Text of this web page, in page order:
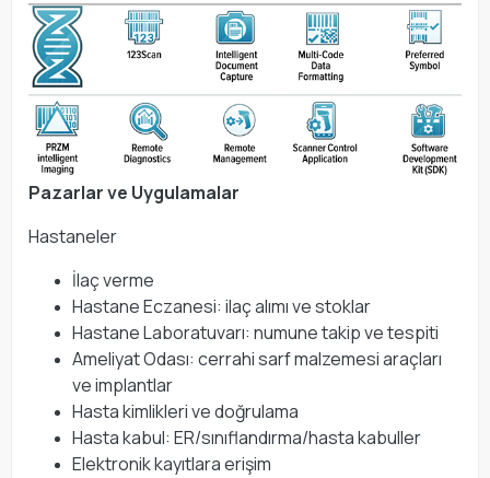
Pazarlar ve Uygulamalar
Hastaneler
İlaç verme
Hastane Eczanesi: ilaç alımı ve stoklar
Hastane Laboratuvarı: numune takip ve tespiti
Ameliyat Odası: cerrahi sarf malzemesi araçları
ve implantlar
Hasta kimlikleri ve doğrulama
Hasta kabul: ER/sınıflandırma/hasta kabuller
Elektronik kayıtlara erişim